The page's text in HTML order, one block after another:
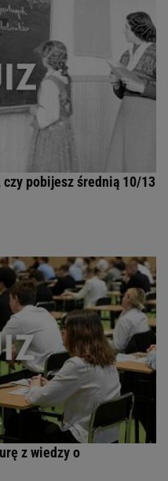
pobijesz średnią 10/13
z wiedzy o